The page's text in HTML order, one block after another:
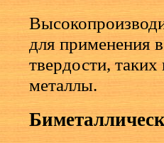
для применения
твердости,
металлы.